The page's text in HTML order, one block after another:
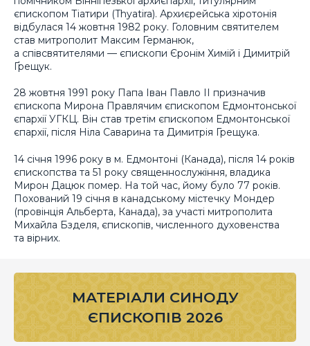
єпископом Тіатири (Thyatira). Архиєрейська хіротонія
відбулася 14 жовтня 1982 року. Головним святителем
став митрополит Максим Германюк,
а співсвятителями — єпископи Єронім Химій і Димитрій
Ґрещук.
28 жовтня 1991 року Папа Іван Павло II призначив
єпископа Мирона Правлячим єпископом Едмонтонської
єпархії УГКЦ. Він став третім єпископом Едмонтонської
єпархії, після Ніла Саварина та Димитрія Грещука.
14 січня 1996 року в м. Едмонтоні (Канада), після 14 років
єпископства та 51 року священнослужіння, владика
Мирон Дацюк помер. На той час, йому було 77 років.
Похований 19 січня в канадському містечку Мондер
(провінція Альберта, Канада), за участі митрополита
Михайла Бзделя, єпископів, численного духовенства
та вірних.
МАТЕРІАЛИ СИНОДУ
ЄПИСКОПІВ 2026